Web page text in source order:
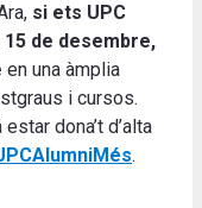
si ets UPC
de desembre,
en una àmplia
i cursos.
dona’t d’alta
.